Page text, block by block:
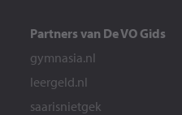
Partners van De VO Gids
gymnasia.nl
leergeld.nl
saarisnietgek